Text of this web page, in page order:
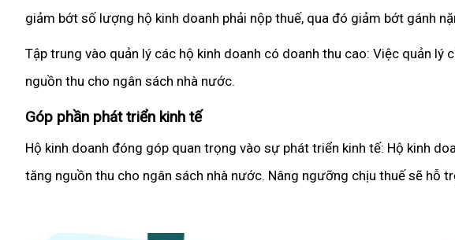
giảm bớt số lượng hộ kinh doanh phải nộp thuế, qua đó giảm bớt gánh
Tập trung vào quản lý các hộ kinh doanh có doanh thu cao: Việc quản
nguồn thu cho ngân sách nhà nước.
Góp phần phát triển kinh tế
Hộ kinh doanh đóng góp quan trọng vào sự phát triển kinh tế: Hộ kinh
tăng nguồn thu cho ngân sách nhà nước. Nâng ngưỡng chịu thuế sẽ hỗ